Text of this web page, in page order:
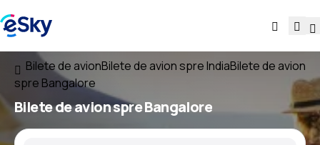
Bilete de avionBilete de avion spre IndiaBilete de avion
spre Bangalore
Bilete de avion spre Bangalore